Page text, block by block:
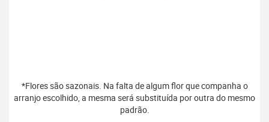
*Flores são sazonais. Na falta de algum flor que companha o
arranjo escolhido, a mesma será substituída por outra do mesmo
padrão.